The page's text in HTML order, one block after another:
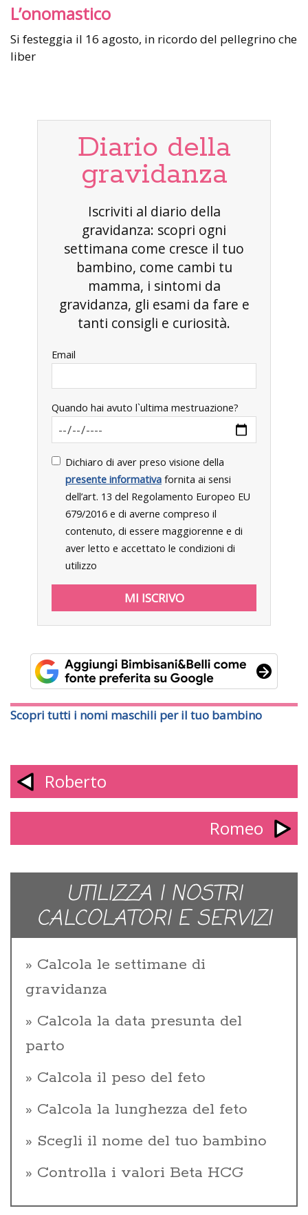
L’onomastico
Si festeggia il 16 agosto, in ricordo del pellegrino che
liber
Diario della
gravidanza
Iscriviti al diario della
gravidanza: scopri ogni
settimana come cresce il tuo
bambino, come cambi tu
mamma, i sintomi da
gravidanza, gli esami da fare e
tanti consigli e curiosità.
Email
Quando hai avuto l`ultima mestruazione?
Dichiaro di aver preso visione della
presente informativa fornita ai sensi
dell’art. 13 del Regolamento Europeo EU
679/2016 e di averne compreso il
contenuto, di essere maggiorenne e di
aver letto e accettato le condizioni di
utilizzo
Scopri tutti i nomi maschili per il tuo bambino
Roberto
Romeo
UTILIZZA I NOSTRI
CALCOLATORI E SERVIZI
Calcola le settimane di
gravidanza
Calcola la data presunta del
parto
Calcola il peso del feto
Calcola la lunghezza del feto
Scegli il nome del tuo bambino
Controlla i valori Beta HCG